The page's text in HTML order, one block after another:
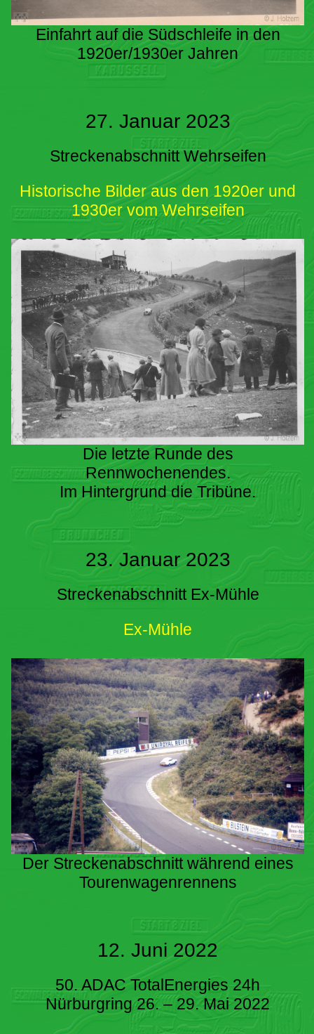
Einfahrt auf die Südschleife in den
1920er/1930er Jahren
27. Januar 2023
Streckenabschnitt Wehrseifen
Historische Bilder aus den 1920er und
1930er vom Wehrseifen
Die letzte Runde des
Rennwochenendes.
Im Hintergrund die Tribüne.
23. Januar 2023
Streckenabschnitt Ex-Mühle
Ex-Mühle
Der Streckenabschnitt während eines
Tourenwagenrennens
12. Juni 2022
50. ADAC TotalEnergies 24h
Nürburgring 26. – 29. Mai 2022